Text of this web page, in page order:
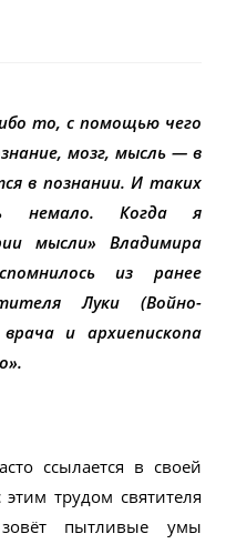
ибо то, с помощью чего
мозг, мысль — в
в познании. И таких
немало. Когда я
мысли» Владимира
из ранее
Луки (Войно-
и архиепископа
ссылается в своей
трудом святителя
пытливые умы